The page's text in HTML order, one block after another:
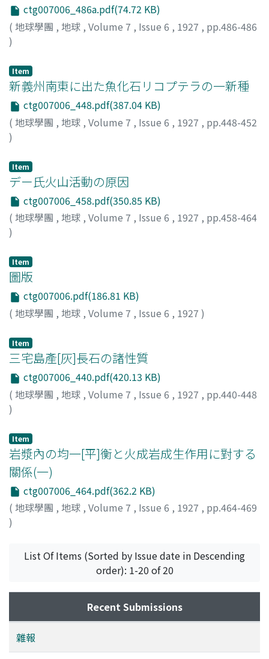
ctg007006_486a.pdf(74.72 KB)
( 地球學團 , 地球 , Volume 7 , Issue 6 , 1927 , pp.486-486
)
Item
新義州南東に出た魚化石リコプテラの一新種
ctg007006_448.pdf(387.04 KB)
( 地球學團 , 地球 , Volume 7 , Issue 6 , 1927 , pp.448-452
)
Item
デー氏火山活動の原因
ctg007006_458.pdf(350.85 KB)
( 地球學團 , 地球 , Volume 7 , Issue 6 , 1927 , pp.458-464
)
Item
圖版
ctg007006.pdf(186.81 KB)
( 地球學團 , 地球 , Volume 7 , Issue 6 , 1927 )
Item
三宅島產[灰]長石の諸性質
ctg007006_440.pdf(420.13 KB)
( 地球學團 , 地球 , Volume 7 , Issue 6 , 1927 , pp.440-448
)
Item
岩漿內の均一[平]衡と火成岩成生作用に對する
關係(一)
ctg007006_464.pdf(362.2 KB)
( 地球學團 , 地球 , Volume 7 , Issue 6 , 1927 , pp.464-469
)
List Of Items (Sorted by Issue date in Descending
order): 1-20 of 20
Recent Submissions
雜報